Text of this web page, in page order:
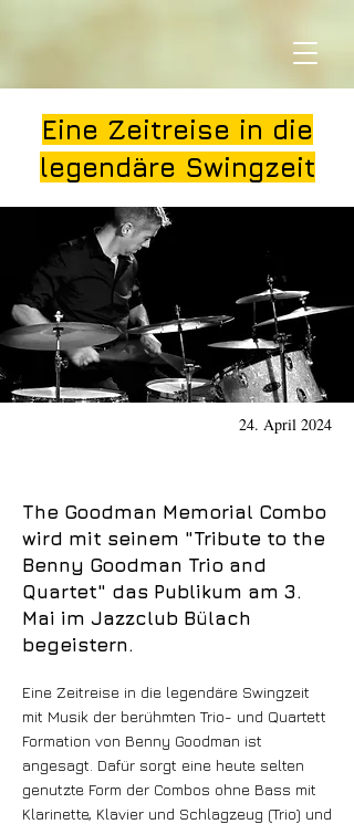
Eine Zeitreise in die
legendäre Swingzeit
24. April 2024
The Goodman Memorial Combo
wird mit seinem "Tribute to the
Benny Goodman Trio and
Quartet" das Publikum am 3.
Mai im Jazzclub Bülach
begeistern.
Eine Zeitreise in die legendäre Swingzeit
mit Musik der berühmten Trio- und Quartett
Formation von Benny Goodman ist
angesagt. Dafür sorgt eine heute selten
genutzte Form der Combos ohne Bass mit
Klarinette, Klavier und Schlagzeug (Trio) und